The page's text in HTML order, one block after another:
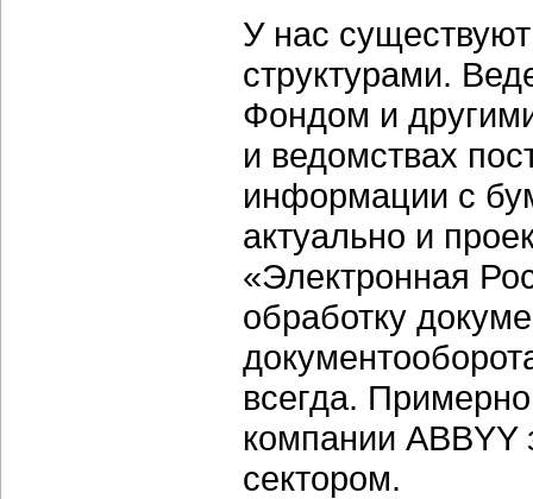
У нас
структурами.
Фондом и
и ведомствах
информации с
актуально и
«Электронная
обработку
всегда.
компании ABBYY
сектором.